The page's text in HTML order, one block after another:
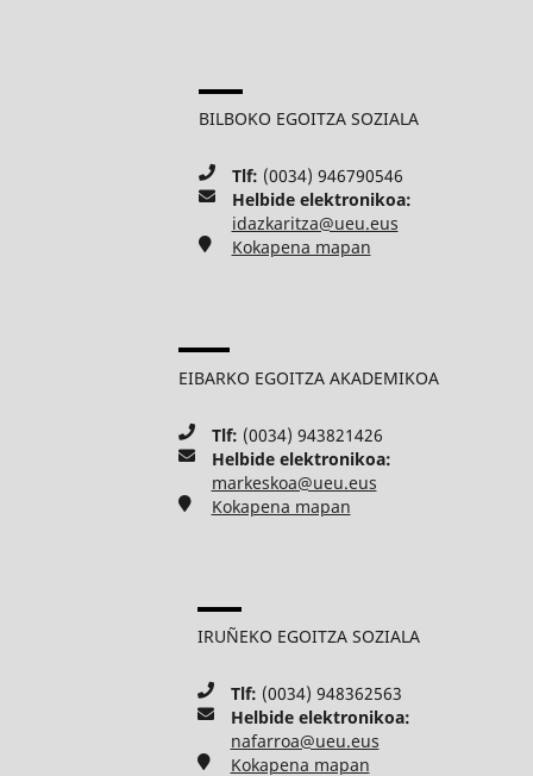
BILBOKO EGOITZA SOZIALA
Tlf: (0034) 946790546
Helbide elektronikoa:
idazkaritza@ueu.eus
Kokapena mapan
EIBARKO EGOITZA AKADEMIKOA
Tlf: (0034) 943821426
Helbide elektronikoa:
markeskoa@ueu.eus
Kokapena mapan
IRUÑEKO EGOITZA SOZIALA
Tlf: (0034) 948362563
Helbide elektronikoa:
nafarroa@ueu.eus
Kokapena mapan